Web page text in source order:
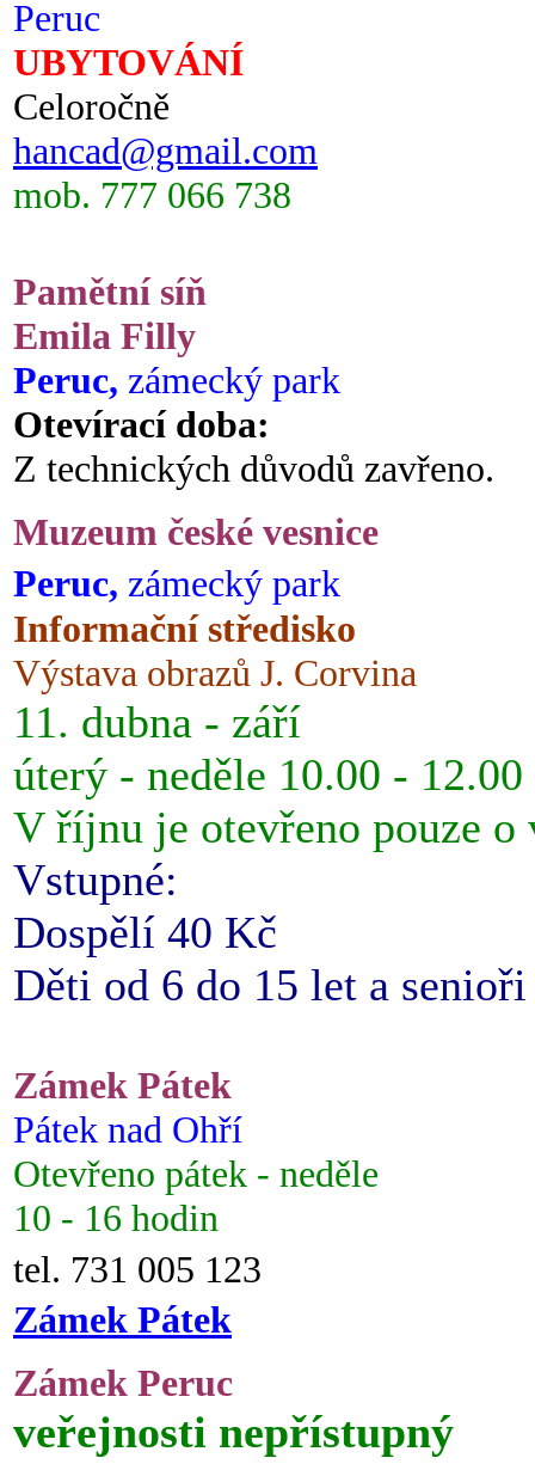
Peruc
UBYTOVÁNÍ
Celoročně
hancad@gmail.com
mob. 777 066 738
Pamětní síň
Emila Filly
Peruc, zámecký park
Otevírací doba:
Z technických důvodů zavřeno.
Muzeum české vesnice
Peruc, zámecký park
Informační středisko
Výstava obrazů J. Corvina
11. dubna - září
úterý - neděle 10.00 -
V říjnu je otevřeno pouze o
Vstupné:
Dospělí 40 Kč
Děti od 6 do 15 let a
Zámek Pátek
Pátek nad Ohří
Otevřeno pátek - neděle
10 - 16 hodin
tel. 731 005 123
Zámek Pátek
Zámek Peruc
veřejnosti nepřístupný